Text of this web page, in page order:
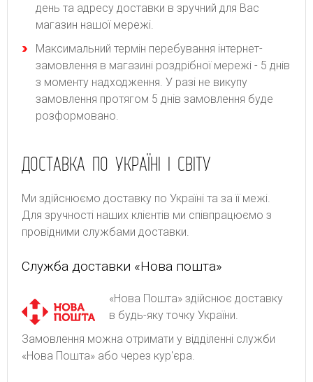
день та адресу доставки в зручний для Вас
магазин нашої мережі.
Максимальний термін перебування інтернет-
замовлення в магазині роздрібної мережі - 5 днів
з моменту надходження. У разі не викупу
замовлення протягом 5 днів замовлення буде
розформовано.
ДОСТАВКА ПО УКРАЇНІ І СВІТУ
Ми здійснюємо доставку по Україні та за її межі.
Для зручності наших клієнтів ми співпрацюємо з
провідними службами доставки.
Служба доставки «Нова пошта»
«Нова Пошта» здійснює доставку
в будь-яку точку України.
Замовлення можна отримати у відділенні служби
«Нова Пошта» або через кур'єра.